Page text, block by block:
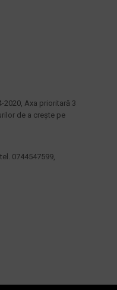
Axa prioritară 3
de a crește pe
0744547599,